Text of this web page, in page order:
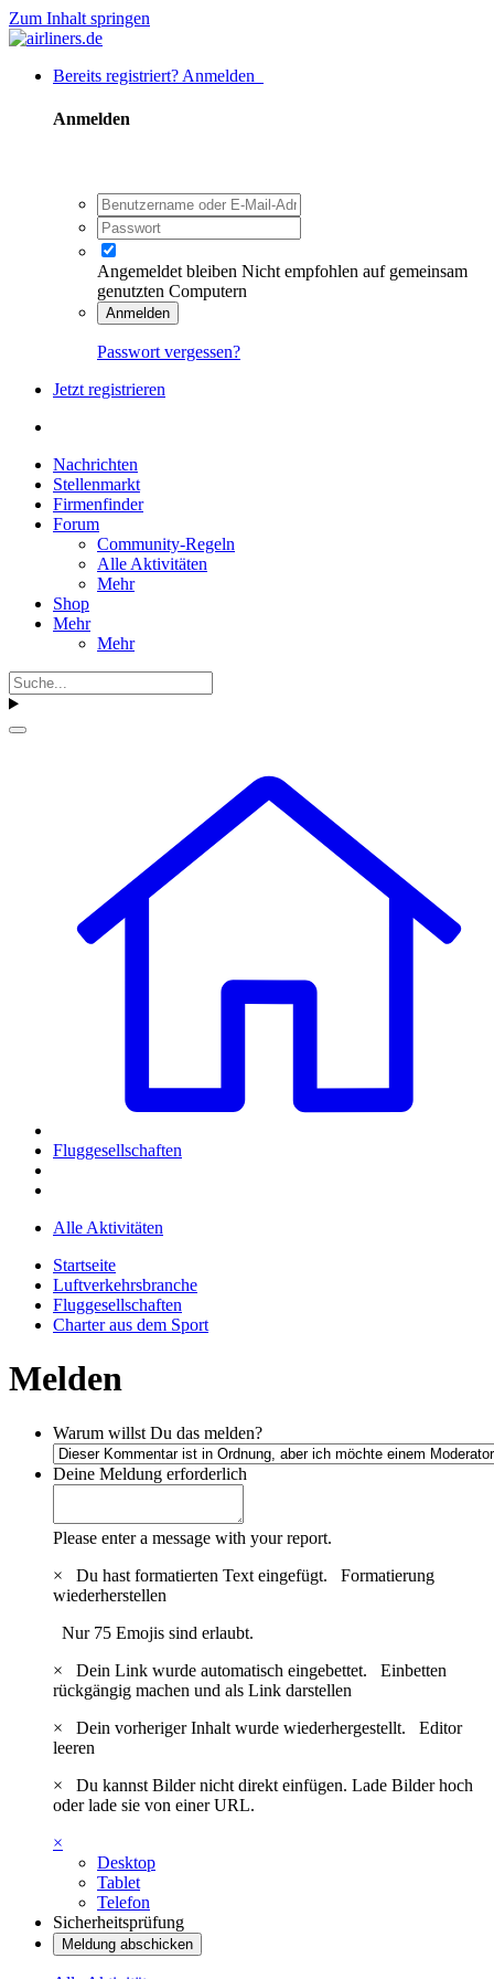
Zum Inhalt springen
Bereits registriert? Anmelden
Anmelden
Angemeldet bleiben Nicht empfohlen auf gemeinsam
genutzten Computern
Anmelden
Passwort vergessen?
Jetzt registrieren
Nachrichten
Stellenmarkt
Firmenfinder
Forum
Community-Regeln
Alle Aktivitäten
Mehr
Shop
Mehr
Mehr
Fluggesellschaften
Alle Aktivitäten
Startseite
Luftverkehrsbranche
Fluggesellschaften
Charter aus dem Sport
Melden
Warum willst Du das melden?
Deine Meldung erforderlich
Please enter a message with your report.
×
Du hast formatierten Text eingefügt. Formatierung
wiederherstellen
Nur 75 Emojis sind erlaubt.
×
Dein Link wurde automatisch eingebettet. Einbetten
rückgängig machen und als Link darstellen
×
Dein vorheriger Inhalt wurde wiederhergestellt. Editor
leeren
×
Du kannst Bilder nicht direkt einfügen. Lade Bilder hoch
oder lade sie von einer URL.
×
Desktop
Tablet
Telefon
Sicherheitsprüfung
Meldung abschicken